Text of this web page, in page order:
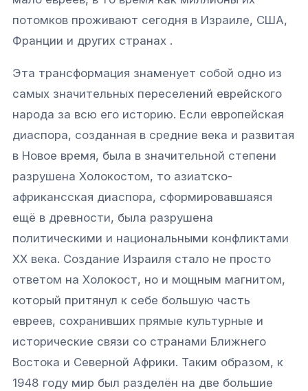
потомков проживают сегодня в Израиле, США,
Франции и других странах .
Эта трансформация знаменует собой одно из
самых значительных переселений еврейского
народа за всю его историю. Если европейская
диаспора, созданная в средние века и развитая
в Новое время, была в значительной степени
разрушена Холокостом, то азиатско-
африкансская диаспора, сформировавшаяся
ещё в древности, была разрушена
политическими и национальными конфликтами
XX века. Создание Израиля стало не просто
ответом на Холокост, но и мощным магнитом,
который притянул к себе большую часть
евреев, сохранивших прямые культурные и
исторические связи со странами Ближнего
Востока и Северной Африки. Таким образом, к
1948 году мир был разделён на две большие